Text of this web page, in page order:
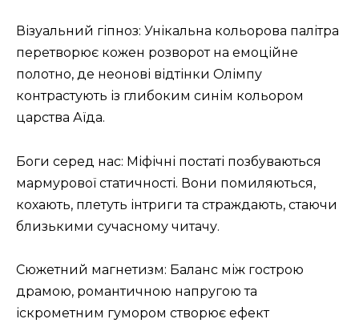
Візуальний гіпноз: Унікальна кольорова палітра
перетворює кожен розворот на емоційне
полотно, де неонові відтінки Олімпу
контрастують із глибоким синім кольором
царства Аїда.
Боги серед нас: Міфічні постаті позбуваються
мармурової статичності. Вони помиляються,
кохають, плетуть інтриги та страждають, стаючи
близькими сучасному читачу.
Сюжетний магнетизм: Баланс між гострою
драмою, романтичною напругою та
іскрометним гумором створює ефект